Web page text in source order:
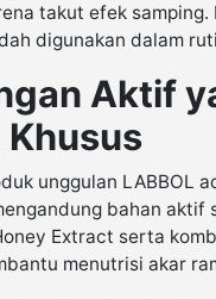
takut efek
digunakan dalam
Aktif
Khusus
unggulan LABBOL
bahan
Extract serta
menutrisi akar